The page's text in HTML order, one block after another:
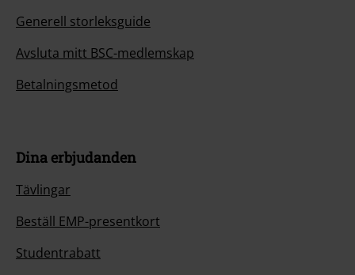
Generell storleksguide
Avsluta mitt BSC-medlemskap
Betalningsmetod
Dina erbjudanden
Tävlingar
Beställ EMP-presentkort
Studentrabatt